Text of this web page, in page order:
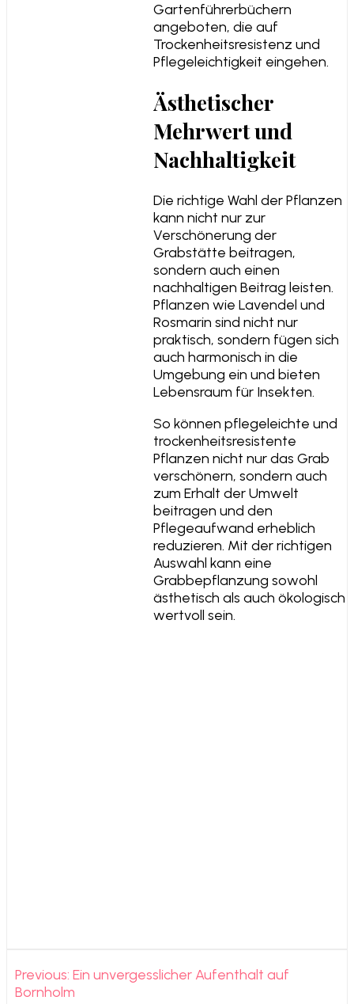
Gartenführerbüchern
angeboten, die auf
Trockenheitsresistenz und
Pflegeleichtigkeit eingehen.
Ästhetischer
Mehrwert und
Nachhaltigkeit
Die richtige Wahl der Pflanzen
kann nicht nur zur
Verschönerung der
Grabstätte beitragen,
sondern auch einen
nachhaltigen Beitrag leisten.
Pflanzen wie Lavendel und
Rosmarin sind nicht nur
praktisch, sondern fügen sich
auch harmonisch in die
Umgebung ein und bieten
Lebensraum für Insekten.
So können pflegeleichte und
trockenheitsresistente
Pflanzen nicht nur das Grab
verschönern, sondern auch
zum Erhalt der Umwelt
beitragen und den
Pflegeaufwand erheblich
reduzieren. Mit der richtigen
Auswahl kann eine
Grabbepflanzung sowohl
ästhetisch als auch ökologisch
wertvoll sein.
Beitragsnavigation
Previous: Ein unvergesslicher Aufenthalt auf
Bornholm